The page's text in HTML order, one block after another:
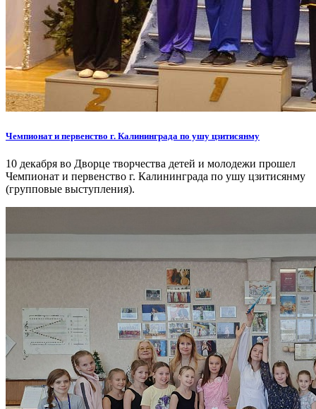
Чемпионат и первенство г. Калининграда по ушу цзитисянму
10 декабря во Дворце творчества детей и молодежи прошел
Чемпионат и первенство г. Калининграда по ушу цзитисянму
(групповые выступления).